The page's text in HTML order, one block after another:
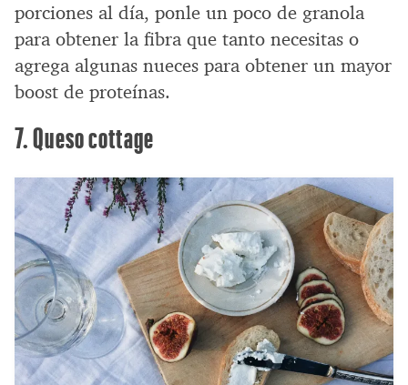
porciones al día, ponle un poco de granola
para obtener la fibra que tanto necesitas o
agrega algunas nueces para obtener un mayor
boost de proteínas.
7. Queso cottage